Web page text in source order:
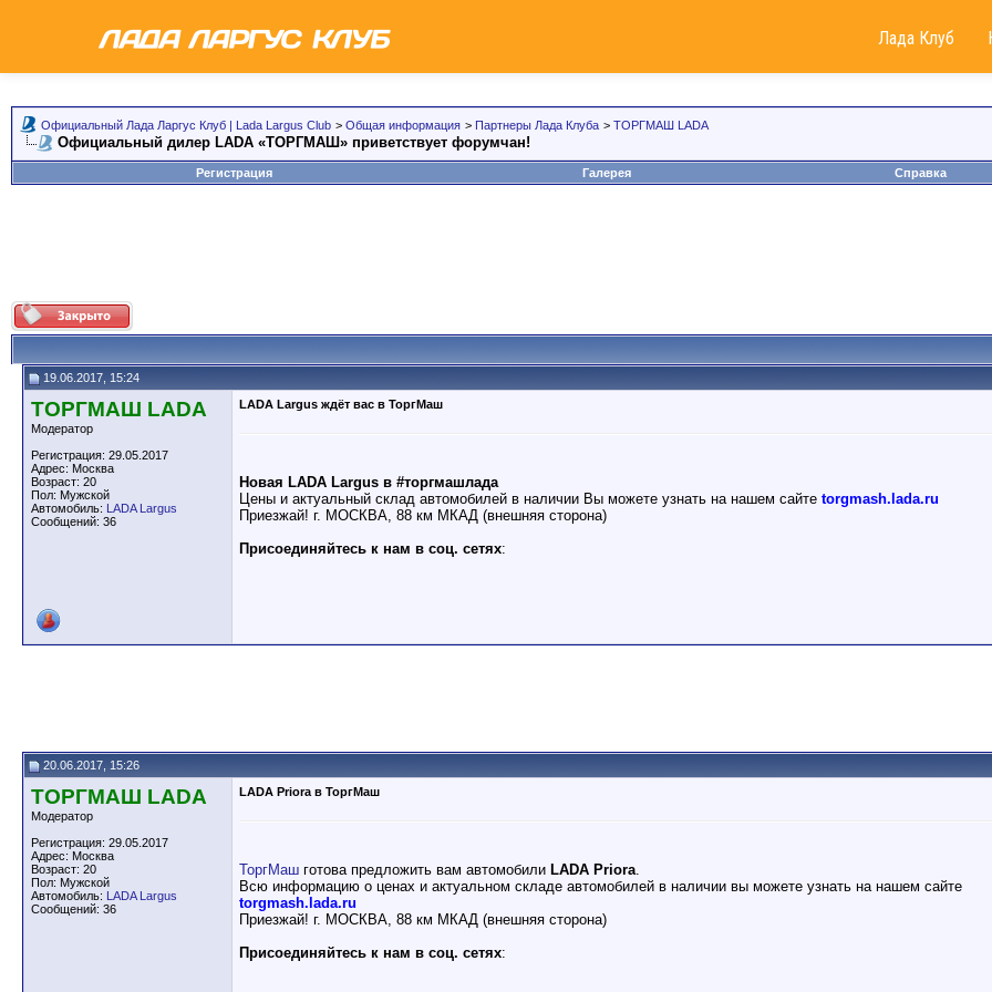
Лада Клуб
Официальный Лада Ларгус Клуб | Lada Largus Club > Общая информация > Партнеры Лада Клуба > ТОРГМАШ LADA
Официальный дилер LADA «ТОРГМАШ» приветствует форумчан!
Регистрация Галерея Справка
19.06.2017, 15:24
ТОРГМАШ LADA
Модератор
Регистрация: 29.05.2017
Адрес: Москва
Возраст: 20
Пол: Мужской
Автомобиль: LADA Largus
Сообщений: 36
LADA Largus ждёт вас в ТоргМаш
Новая LADA Largus в #торгмашлада
Цены и актуальный склад автомобилей в наличии Вы можете узнать на нашем сайте torgmash.lada.ru
Приезжай! г. МОСКВА, 88 км МКАД (внешняя сторона)
Присоединяйтесь к нам в соц. сетях:
20.06.2017, 15:26
ТОРГМАШ LADA
Модератор
Регистрация: 29.05.2017
Адрес: Москва
Возраст: 20
Пол: Мужской
Автомобиль: LADA Largus
Сообщений: 36
LADA Priora в ТоргМаш
ТоргМаш готова предложить вам автомобили LADA Priora.
Всю информацию о ценах и актуальном складе автомобилей в наличии вы можете узнать на нашем сайте
torgmash.lada.ru
Приезжай! г. МОСКВА, 88 км МКАД (внешняя сторона)
Присоединяйтесь к нам в соц. сетях: